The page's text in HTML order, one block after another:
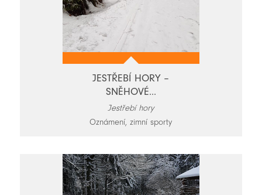
JESTŘEBÍ HORY –
SNĚHOVÉ...
Jestřebí hory
Oznámení, zimní sporty